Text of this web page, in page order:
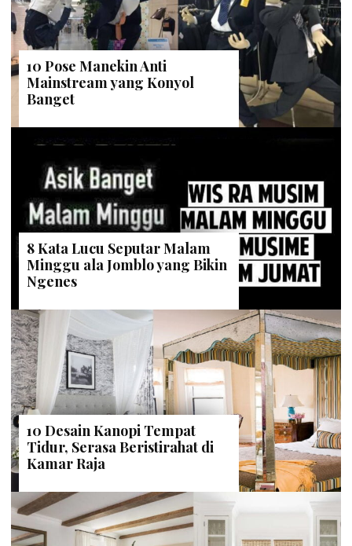
10 Pose Manekin Anti
Mainstream yang Konyol
Banget
8 Kata Lucu Seputar Malam
Minggu ala Jomblo yang Bikin
Ngenes
10 Desain Kanopi Tempat
Tidur, Serasa Beristirahat di
Kamar Raja